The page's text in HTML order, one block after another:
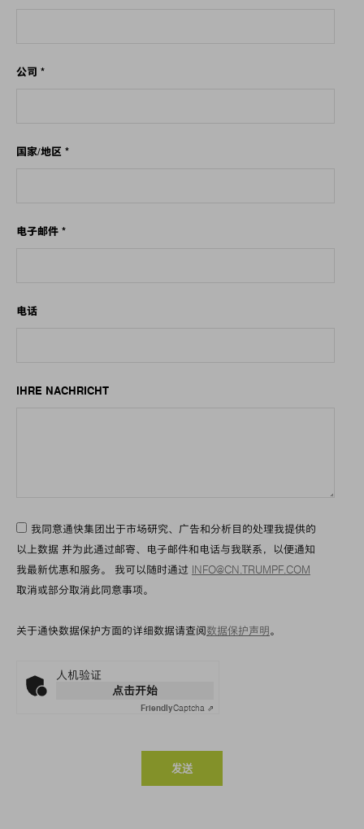
公司 *
国家/地区 *
电子邮件 *
电话
IHRE NACHRICHT
我同意通快集团出于市场研究、广告和分析目的处理我提供的
以上数据 并为此通过邮寄、电子邮件和电话与我联系，以便通知
我最新优惠和服务。 我可以随时通过 INFO@CN.TRUMPF.COM
取消或部分取消此同意事项。
关于通快数据保护方面的详细数据请查阅 数据保护声明 。
人机验证
点击开始
FriendlyCaptcha ⇗
发送